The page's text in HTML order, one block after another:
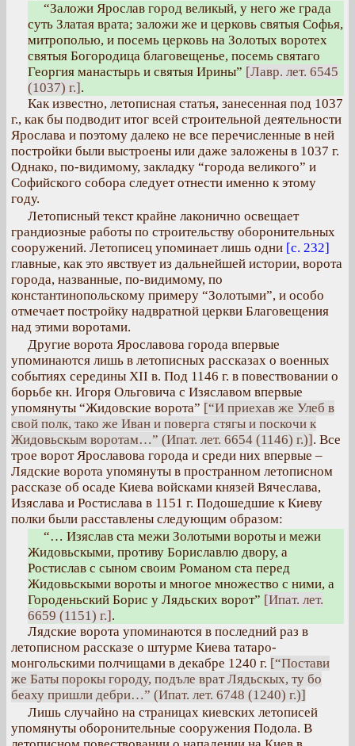
“Заложи Ярослав город великый, у него же града
суть Златая врата; заложи же и церковь святыя Софья,
митрополью, и посемь церковь на Золотых воротех
святыя Богородица благовещенье, посемь святаго
Георгия манастырь и святыя Ирины” [Лавр. лет. 6545
(1037) г.].
Как известно, летописная статья, занесенная под 1037
г., как бы подводит итог всей строительной деятельности
Ярослава и поэтому далеко не все перечисленные в ней
постройки были выстроены или даже заложены в 1037 г.
Однако, по-видимому, закладку “города великого” и
Софийского собора следует отнести именно к этому
году.
Летописный текст крайне лаконично освещает
грандиозные работы по строительству оборонительных
сооружений. Летописец упоминает лишь одни [с. 232]
главные, как это явствует из дальнейшей истории, ворота
города, названные, по-видимому, по
константинопольскому примеру “Золотыми”, и особо
отмечает постройку надвратной церкви Благовещения
над этими воротами.
Другие ворота Ярославова города впервые
упоминаются лишь в летописных рассказах о военных
событиях середины XII в. Под 1146 г. в повествовании о
борьбе кн. Игоря Ольговича с Изяславом впервые
упомянуты “Жидовские ворота” [“И приехав же Улеб в
свой полк, тако же Иван и поверга стягы и поскочи к
Жидовьскым воротам…” (Ипат. лет. 6654 (1146) г.)]. Все
трое ворот Ярославова города и среди них впервые –
Лядские ворота упомянуты в пространном летописном
рассказе об осаде Киева войсками князей Вячеслава,
Изяслава и Ростислава в 1151 г. Подошедшие к Киеву
полки были расставлены следующим образом:
“… Изяслав ста межи Золотыми вороты и межи
Жидовьскыми, противу Бориславлю двору, а
Ростислав с сыном своим Романом ста перед
Жидовьскыми вороты и многое множество с ними, а
Городеньский Борис у Лядьских ворот” [Ипат. лет.
6659 (1151) г.].
Лядские ворота упоминаются в последний раз в
летописном рассказе о штурме Киева татаро-
монгольскими полчищами в декабре 1240 г. [“Постави
же Баты порокы городу, подъле врат Лядьскых, ту бо
беаху пришли дебри…” (Ипат. лет. 6748 (1240) г.)]
Лишь случайно на страницах киевских летописей
упомянуты оборонительные сооружения Подола. В